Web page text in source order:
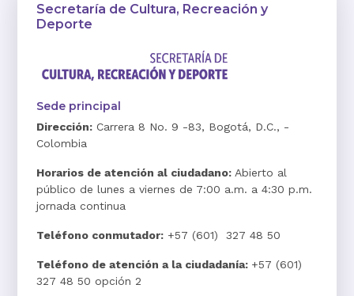
Secretaría de Cultura, Recreación y
Deporte
Sede principal
Dirección: Carrera 8 No. 9 -83, Bogotá, D.C., -
Colombia
Horarios de atención al ciudadano:Abierto al
público de lunes a viernes de 7:00 a.m. a 4:30 p.m.
jornada continua
Teléfono conmutador: +57 (601) 327 48 50
Teléfono de atención a la ciudadanía: +57 (601)
327 48 50 opción 2